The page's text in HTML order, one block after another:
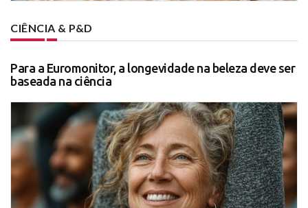
CIÊNCIA & P&D
Para a Euromonitor, a longevidade na beleza deve ser
baseada na ciência